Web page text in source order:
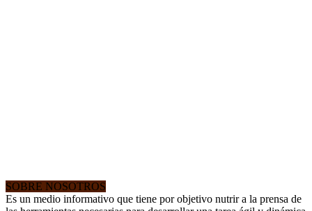
SOBRE NOSOTROS
Es un medio informativo que tiene por objetivo nutrir a la prensa de